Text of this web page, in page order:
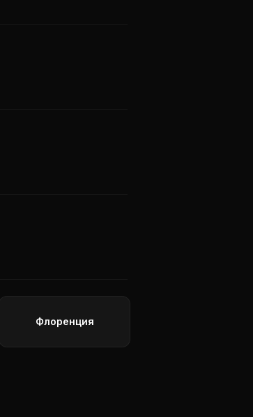
Флоренция